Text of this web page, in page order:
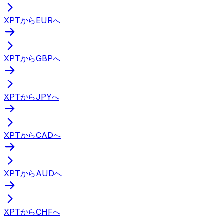
XPTからEURへ
XPTからGBPへ
XPTからJPYへ
XPTからCADへ
XPTからAUDへ
XPTからCHFへ